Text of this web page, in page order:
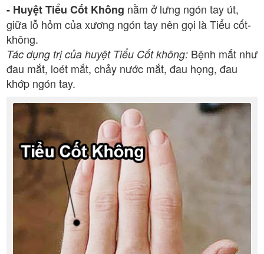
- Huyệt Tiểu Cốt Không nằm ở lưng ngón tay út,
giữa lỗ hỏm của xương ngón tay nên gọi là Tiểu cốt-
không.
Tác dụng trị của huyệt Tiểu Cốt không: Bệnh mắt như
đau mắt, loét mắt, chảy nước mắt, đau họng, đau
khớp ngón tay.